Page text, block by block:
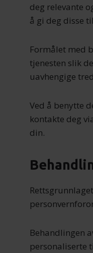
deg relevante
å gi deg disse
Formålet med
tjenesten slik
uavhengige
Ved å benytte
kontakte deg
din.
Behandlingen
personaliserte